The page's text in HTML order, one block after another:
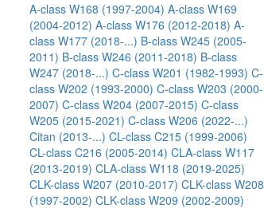
A-class W168 (1997-2004) A-class W169
(2004-2012) A-class W176 (2012-2018) A-
class W177 (2018-...) B-class W245 (2005-
2011) B-class W246 (2011-2018) B-class
W247 (2018-...) C-class W201 (1982-1993) C-
class W202 (1993-2000) C-class W203 (2000-
2007) C-class W204 (2007-2015) C-class
W205 (2015-2021) C-class W206 (2022-...)
Citan (2013-...) CL-class C215 (1999-2006)
CL-class C216 (2005-2014) CLA-class W117
(2013-2019) CLA-class W118 (2019-2025)
CLK-class W207 (2010-2017) CLK-class W208
(1997-2002) CLK-class W209 (2002-2009)